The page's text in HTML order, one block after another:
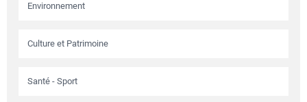
Environnement
Culture et Patrimoine
Santé - Sport